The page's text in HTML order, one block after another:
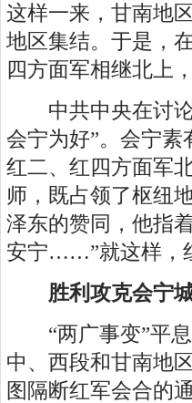
这样一来，甘南地
地区集结。于是，
四方面军相继北上
中共中央在讨论
会宁为好”。会宁素
红二、红四方面军
师，既占领了枢纽
泽东的赞同，他指
安宁……”就这样，
胜利攻克会宁
“两广事变”平息
中、西段和甘南地
图隔断红军会合的